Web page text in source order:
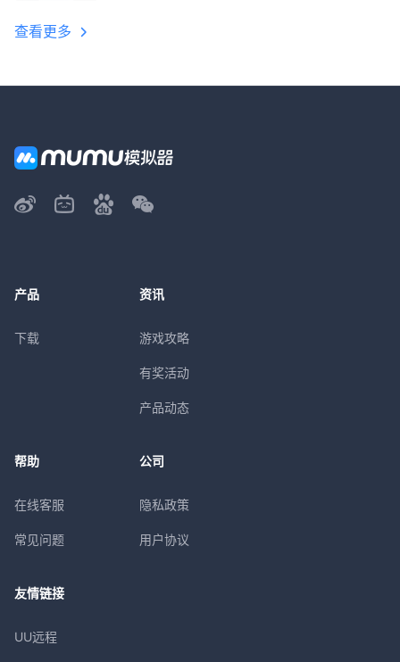
查看更多
产品
下载
资讯
游戏攻略
有奖活动
产品动态
帮助
在线客服
常见问题
公司
隐私政策
用户协议
友情链接
UU远程